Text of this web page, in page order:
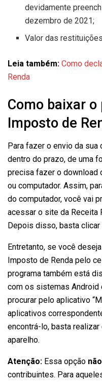
devidamente
dezembro de 2021;
Valor das
Leia também: Como
Renda
Como baixar
Imposto de
Para fazer o envio da
dentro do prazo, de uma
precisa fazer o download
ou computador. Assim,
do computador, você vai
acessar o site da Receita
Depois disso, basta clicar
Entretanto, se você
Imposto de Renda pelo
programa também está
com os sistemas Android
procurar pelo aplicativo
aplicativos
encontrá-lo, basta
aparelho.
Atenção: Essa opção
contribuintes. Para